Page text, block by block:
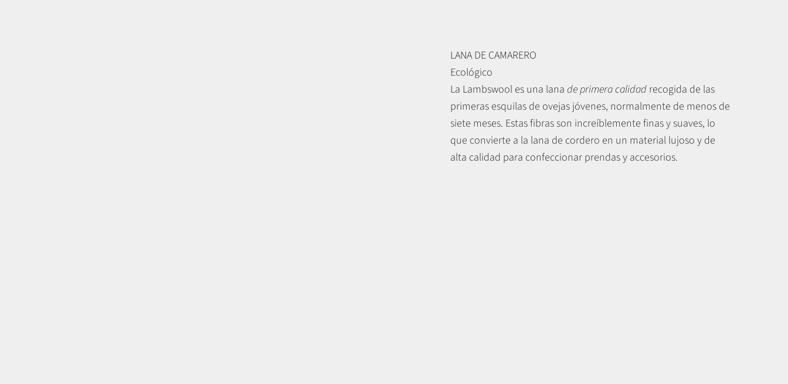
LANA DE CAMARERO
Ecológico
La Lambswool es una lana de primera calidad recogida de las
primeras esquilas de ovejas jóvenes, normalmente de menos de
siete meses. Estas fibras son increíblemente finas y suaves, lo
que convierte a la lana de cordero en un material lujoso y de
alta calidad para confeccionar prendas y accesorios.